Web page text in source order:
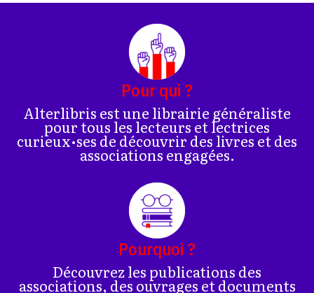
Pour qui ?
Alterlibris est une librairie généraliste
pour tous les lecteurs et lectrices
curieux•ses de découvrir des livres et des
associations engagées.
Pourquoi ?
Découvrez les publications des
associations, des ouvrages et documents